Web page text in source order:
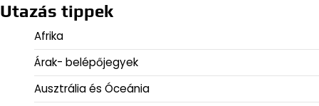
Utazás tippek
Afrika
Árak- belépőjegyek
Ausztrália és Óceánia